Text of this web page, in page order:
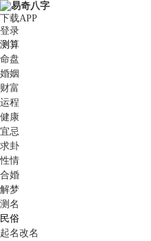
下载APP
登录
测算
命盘
婚姻
财富
运程
健康
宜忌
求卦
性情
合婚
解梦
测名
民俗
起名改名